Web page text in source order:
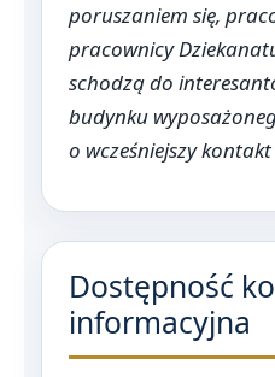
poruszaniem się,
pracownicy
schodzą do
budynku
o wcześniejszy
Dostępność
informacyjna